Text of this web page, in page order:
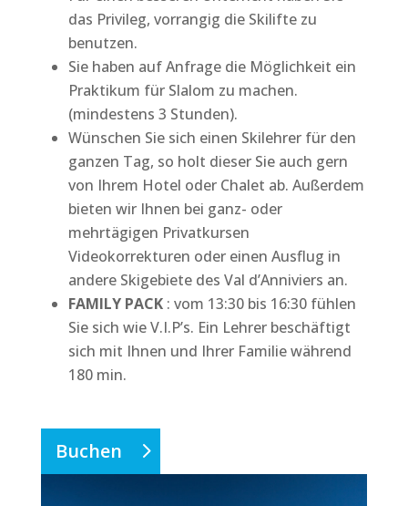
das Privileg, vorrangig die Skilifte zu
benutzen.
Sie haben auf Anfrage die Möglichkeit ein
Praktikum für Slalom zu machen.
(mindestens 3 Stunden).
Wünschen Sie sich einen Skilehrer für den
ganzen Tag, so holt dieser Sie auch gern
von Ihrem Hotel oder Chalet ab. Außerdem
bieten wir Ihnen bei ganz- oder
mehrtägigen Privatkursen
Videokorrekturen oder einen Ausflug in
andere Skigebiete des Val d’Anniviers an.
FAMILY PACK: vom 13:30 bis 16:30 fühlen
Sie sich wie V.I.P’s. Ein Lehrer beschäftigt
sich mit Ihnen und Ihrer Familie während
180 min.
Buchen